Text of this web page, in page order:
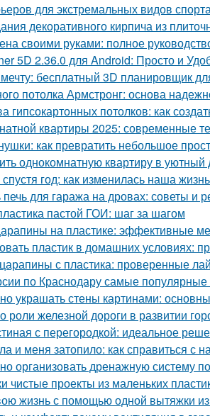
для экстремальных видов
декоративного кирпича из
своими руками: полное
5D 2.36.0 для Android: Просто и
бесплатный 3D планировщик
потолка Армстронг: основа
гипсокартонных потолков: как
квартиры 2025: современные
как превратить небольшое
однокомнатную квартиру в уютный
год: как изменилась наша жизнь
печь для гаража на дровах: советы и
пастой ГОИ: шаг за шагом
на пластике: эффективные
пластик в домашних условиях:
с пластика: проверенные
по Краснодару самые популярные
украшать стены картинами:
роли железной дороги в развитии
с перегородкой: идеальное
и меня затопило: как справиться с
организовать дренажную систему
чистые проекты из маленьких
жизнь с помощью одной вытяжки